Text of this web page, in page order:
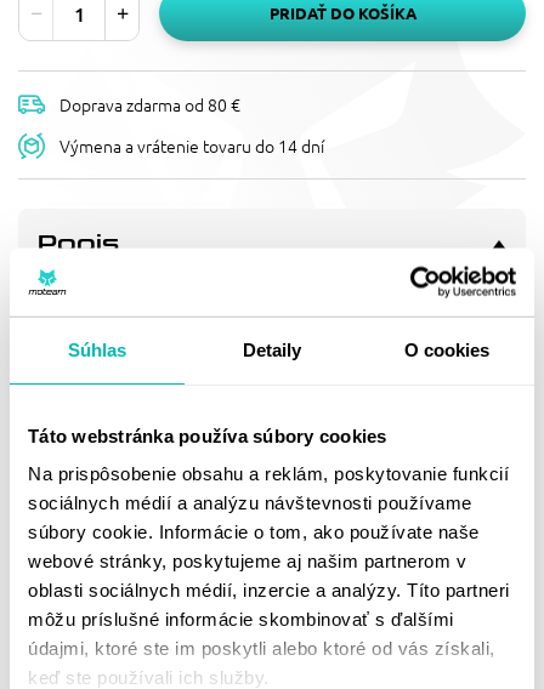
Súhlas Detaily O cookies
Táto webstránka používa súbory cookies
Na prispôsobenie obsahu a reklám, poskytovanie funkcií
sociálnych médií a analýzu návštevnosti používame
súbory cookie. Informácie o tom, ako používate naše
webové stránky, poskytujeme aj našim partnerom v
oblasti sociálnych médií, inzercie a analýzy. Títo partneri
môžu príslušné informácie skombinovať s ďalšími
údajmi, ktoré ste im poskytli alebo ktoré od vás získali,
keď ste používali ich služby.
PRIDAŤ DO KOŠÍKA
Doprava zdarma od 80 €
Výmena a vrátenie tovaru do 14 dní
Popis
ZVÝŠENIE RIADIDIEL PUIG
PULLBACK 21751P STRIEBORNÁ
HEIGHT 25MM, D 29MM
Doprava a vrátenie
MOHLO BY SA VÁM
PÁČIŤ